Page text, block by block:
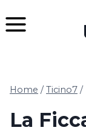
al
Home / Ticino7 /
La